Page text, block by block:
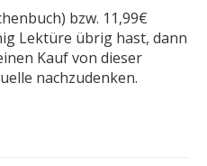
bzw. 11,99€
Lektüre übrig hast, dann
Kauf von dieser
nachzudenken.